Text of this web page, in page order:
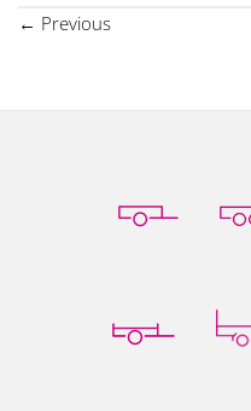
← Previous